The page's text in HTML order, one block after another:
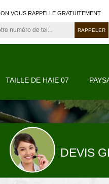
ON VOUS RAPPELLE GRATUITEMENT
TAILLE DE HAIE 07
DEVIS